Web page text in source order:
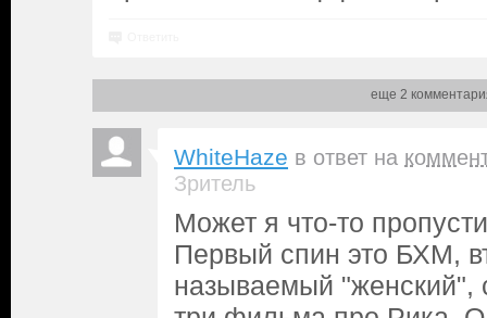
еще 2
WhiteHaze в ответ на
Зритель
Может я что-то
Первый спин это БХМ,
называемый